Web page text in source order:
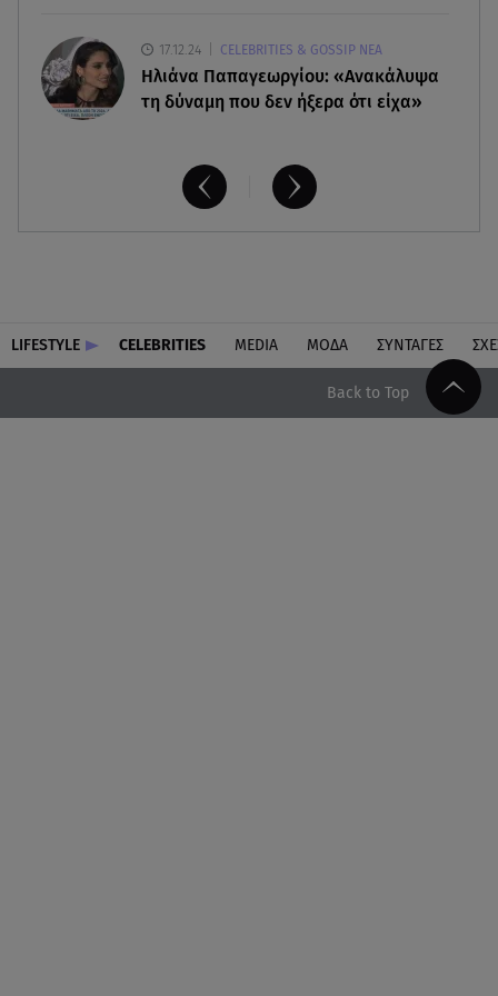
17.12.24 CELEBRITIES & GOSSIP ΝΕΑ
Ηλιάνα Παπαγεωργίου: «Ανακάλυψα
τη δύναμη που δεν ήξερα ότι είχα»
LIFESTYLE CELEBRITIES MEDIA ΜΟΔΑ ΣΥΝΤΑΓΕΣ
Back to Top